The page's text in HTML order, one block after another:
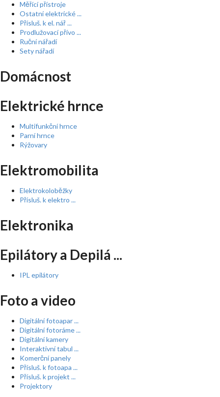
Měřící přístroje
Ostatní elektrické ...
Přísluš. k el. nář ...
Prodlužovací přívo ...
Ruční nářadí
Sety nářadí
Domácnost
Elektrické hrnce
Multifunkční hrnce
Parní hrnce
Rýžovary
Elektromobilita
Elektrokoloběžky
Přísluš. k elektro ...
Elektronika
Epilátory a Depilá ...
IPL epilátory
Foto a video
Digitální fotoapar ...
Digitální fotoráme ...
Digitální kamery
Interaktivní tabul ...
Komerční panely
Přísluš. k fotoapa ...
Přísluš. k projekt ...
Projektory